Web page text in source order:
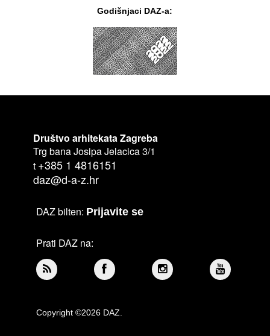
Godišnjaci DAZ-a:
Društvo arhitekata Zagreba
Trg bana Josipa Jelacica 3/1
t +385 1 4816151
daz@d-a-z.hr
DAZ bilten: Prijavite se
Prati DAZ na:
Copyright ©2026 DAZ.